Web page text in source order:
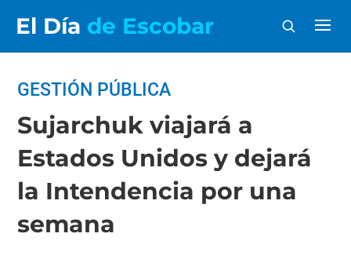
El Día de Escobar
GESTIÓN PÚBLICA
Sujarchuk viajará a
Estados Unidos y dejará
la Intendencia por una
semana